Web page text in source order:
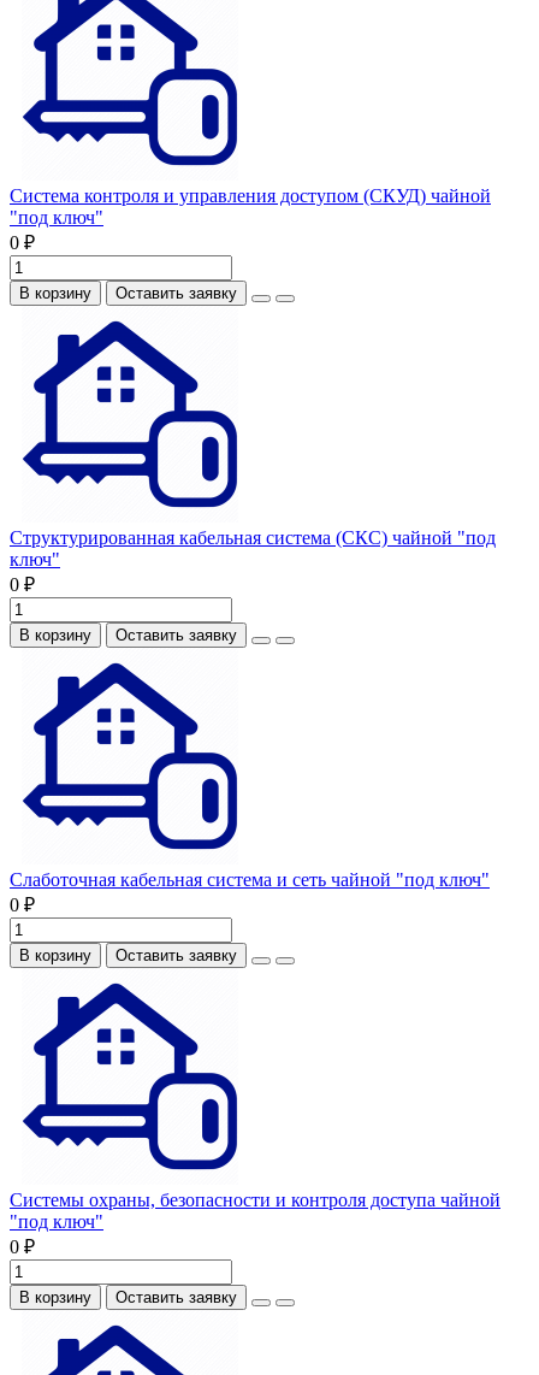
Система контроля и управления доступом (СКУД) чайной
"под ключ"
0 ₽
В корзину Оставить заявку
Структурированная кабельная система (СКС) чайной "под
ключ"
0 ₽
В корзину Оставить заявку
Слаботочная кабельная система и сеть чайной "под ключ"
0 ₽
В корзину Оставить заявку
Системы охраны, безопасности и контроля доступа чайной
"под ключ"
0 ₽
В корзину Оставить заявку